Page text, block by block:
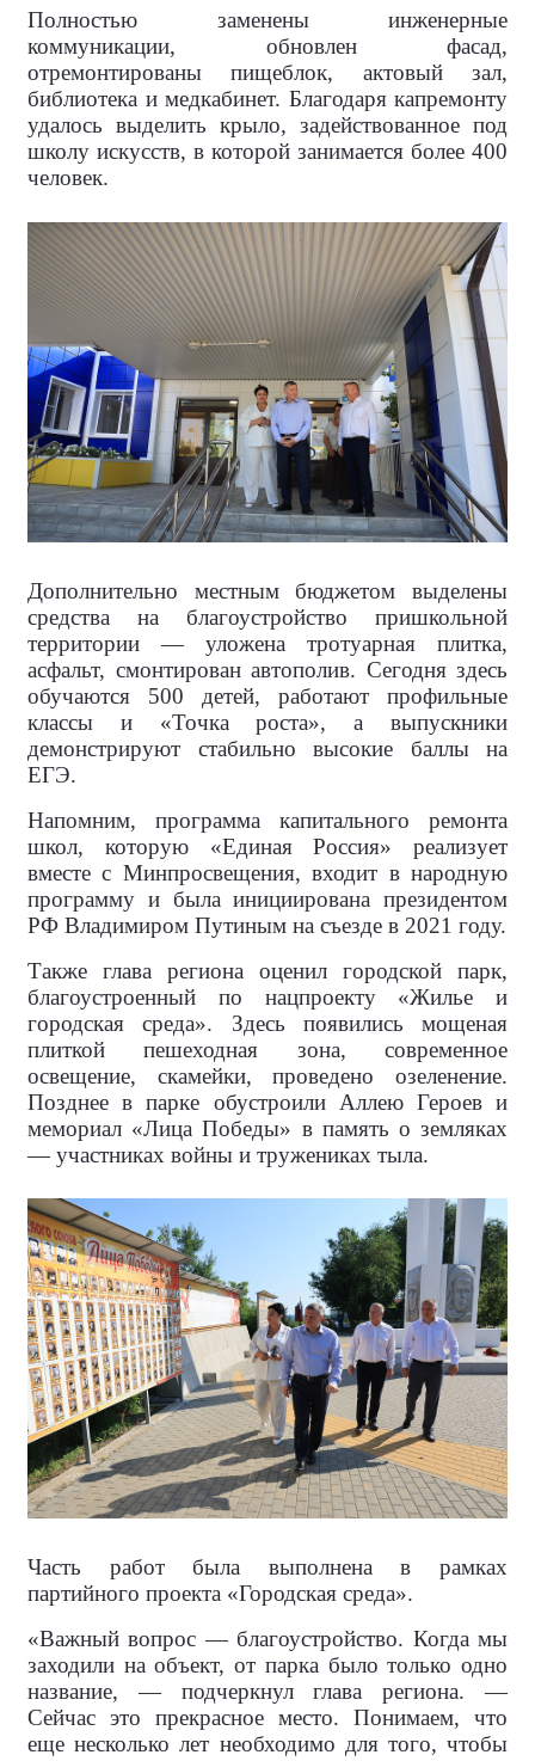
Полностью заменены инженерные
коммуникации, обновлен фасад,
отремонтированы пищеблок, актовый зал,
библиотека и медкабинет. Благодаря капремонту
удалось выделить крыло, задействованное под
школу искусств, в которой занимается более 400
человек.
Дополнительно местным бюджетом выделены
средства на благоустройство пришкольной
территории — уложена тротуарная плитка,
асфальт, смонтирован автополив. Сегодня здесь
обучаются 500 детей, работают профильные
классы и «Точка роста», а выпускники
демонстрируют стабильно высокие баллы на
ЕГЭ.
Напомним, программа капитального ремонта
школ, которую «Единая Россия» реализует
вместе с Минпросвещения, входит в народную
программу и была инициирована президентом
РФ Владимиром Путиным на съезде в 2021 году.
Также глава региона оценил городской парк,
благоустроенный по нацпроекту «Жилье и
городская среда». Здесь появились мощеная
плиткой пешеходная зона, современное
освещение, скамейки, проведено озеленение.
Позднее в парке обустроили Аллею Героев и
мемориал «Лица Победы» в память о земляках
— участниках войны и тружениках тыла.
Часть работ была выполнена в рамках
партийного проекта «Городская среда».
«Важный вопрос — благоустройство. Когда мы
заходили на объект, от парка было только одно
название, — подчеркнул глава региона. —
Сейчас это прекрасное место. Понимаем, что
еще несколько лет необходимо для того, чтобы